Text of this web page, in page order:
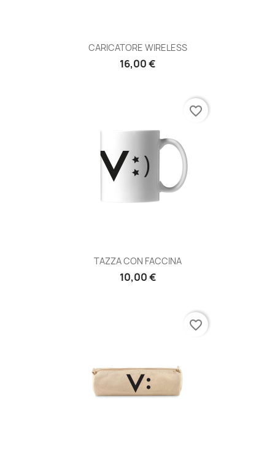
CARICATORE WIRELESS
16,00 €
TAZZA CON FACCINA
10,00 €
favorite_border
favorite_border